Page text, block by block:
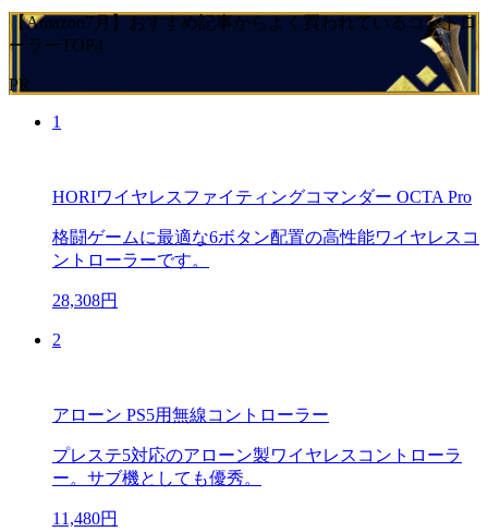
【Amazon7月】おすすめ記事からよく買われているコントロ
ーラーTOP4
PR
1
HORIワイヤレスファイティングコマンダー OCTA Pro
格闘ゲームに最適な6ボタン配置の高性能ワイヤレスコ
ントローラーです。
28,308円
2
アローン PS5用無線コントローラー
プレステ5対応のアローン製ワイヤレスコントローラ
ー。サブ機としても優秀。
11,480円